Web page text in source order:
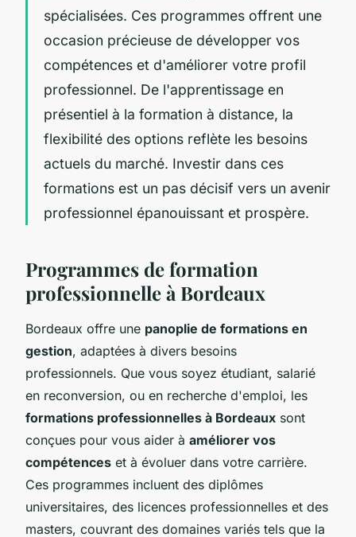
spécialisées. Ces programmes offrent une
occasion précieuse de développer vos
compétences et d'améliorer votre profil
professionnel. De l'apprentissage en
présentiel à la formation à distance, la
flexibilité des options reflète les besoins
actuels du marché. Investir dans ces
formations est un pas décisif vers un avenir
professionnel épanouissant et prospère.
Programmes de formation
professionnelle à Bordeaux
Bordeaux offre une panoplie de formations en
gestion, adaptées à divers besoins
professionnels. Que vous soyez étudiant, salarié
en reconversion, ou en recherche d'emploi, les
formations professionnelles à Bordeaux sont
conçues pour vous aider à améliorer vos
compétences et à évoluer dans votre carrière.
Ces programmes incluent des diplômes
universitaires, des licences professionnelles et des
masters, couvrant des domaines variés tels que la